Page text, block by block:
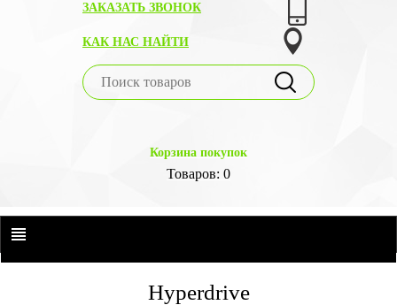
ЗАКАЗАТЬ ЗВОНОК
КАК НАС НАЙТИ
Корзина покупок
Товаров: 0
Hyperdrive